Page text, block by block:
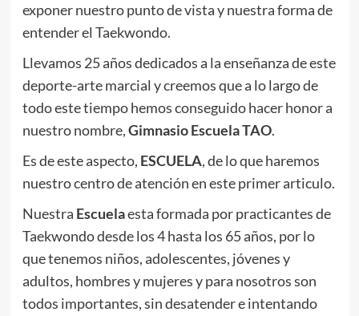
exponer nuestro punto de vista y nuestra forma de
entender el Taekwondo.
Llevamos 25 años dedicados a la enseñanza de este
deporte-arte marcial y creemos que a lo largo de
todo este tiempo hemos conseguido hacer honor a
nuestro nombre,Gimnasio Escuela TAO.
Es de este aspecto, ESCUELA, de lo que haremos
nuestro centro de atención en este primer articulo.
Nuestra Escuelaesta formada por practicantes de
Taekwondo desde los 4 hasta los 65 años, por lo
que tenemos niños, adolescentes, jóvenes y
adultos, hombres y mujeres y para nosotros son
todos importantes, sin desatender e intentando